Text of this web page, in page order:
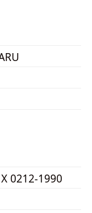
0212-1990